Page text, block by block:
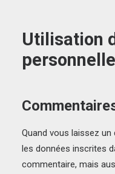
Utilisation
Quand vous laissez
les données inscrites
commentaire, mais